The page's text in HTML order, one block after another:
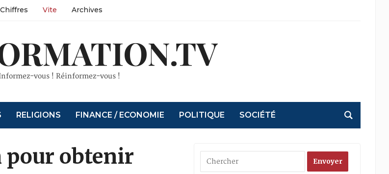
Chiffres Vite Archives
vous ! Réinformez-vous !
RELIGIONS FINANCE / ECONOMIE POLITIQUE SOCIÉTÉ
pour obtenir